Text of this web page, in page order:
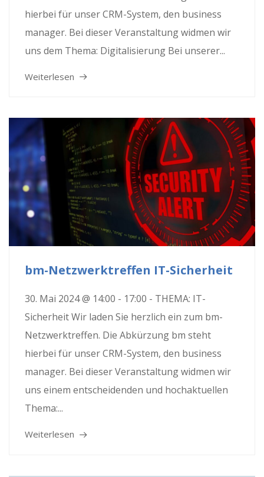
hierbei für unser CRM-System, den business
manager. Bei dieser Veranstaltung widmen wir
uns dem Thema: Digitalisierung Bei unserer...
Weiterlesen
bm-Netzwerktreffen IT-Sicherheit
30. Mai 2024 @ 14:00 - 17:00 - THEMA: IT-
Sicherheit Wir laden Sie herzlich ein zum bm-
Netzwerktreffen. Die Abkürzung bm steht
hierbei für unser CRM-System, den business
manager. Bei dieser Veranstaltung widmen wir
uns einem entscheidenden und hochaktuellen
Thema:...
Weiterlesen